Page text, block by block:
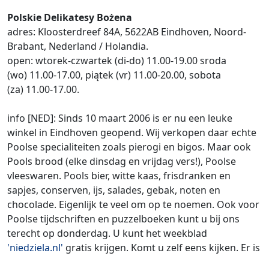
Polskie Delikatesy Bożena
adres: Kloosterdreef 84A, 5622AB Eindhoven, Noord-
Brabant, Nederland / Holandia.
open: wtorek-czwartek (di-do) 11.00-19.00 sroda
(wo) 11.00-17.00, piątek (vr) 11.00-20.00, sobota
(za) 11.00-17.00.
info [NED]: Sinds 10 maart 2006 is er nu een leuke
winkel in Eindhoven geopend. Wij verkopen daar echte
Poolse specialiteiten zoals pierogi en bigos. Maar ook
Pools brood (elke dinsdag en vrijdag vers!), Poolse
vleeswaren. Pools bier, witte kaas, frisdranken en
sapjes, conserven, ijs, salades, gebak, noten en
chocolade. Eigenlijk te veel om op te noemen. Ook voor
Poolse tijdschriften en puzzelboeken kunt u bij ons
terecht op donderdag. U kunt het weekblad
'niedziela.nl' gratis krijgen. Komt u zelf eens kijken. Er is